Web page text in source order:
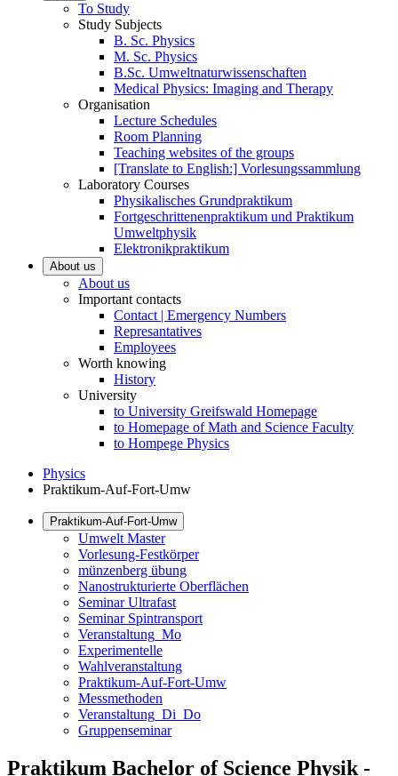
To Study
Study Subjects
B. Sc. Physics
M. Sc. Physics
B.Sc. Umweltnaturwissenschaften
Medical Physics: Imaging and Therapy
Organisation
Lecture Schedules
Room Planning
Teaching websites of the groups
[Translate to English:] Vorlesungssammlung
Laboratory Courses
Physikalisches Grundpraktikum
Fortgeschrittenenpraktikum und Praktikum
Umweltphysik
Elektronikpraktikum
About us
About us
Important contacts
Contact | Emergency Numbers
Represantatives
Employees
Worth knowing
History
University
to University Greifswald Homepage
to Homepage of Math and Science Faculty
to Hompege Physics
Physics
Praktikum-Auf-Fort-Umw
Praktikum-Auf-Fort-Umw
Umwelt Master
Vorlesung-Festkörper
münzenberg übung
Nanostrukturierte Oberflächen
Seminar Ultrafast
Seminar Spintransport
Veranstaltung_Mo
Experimentelle
Wahlveranstaltung
Praktikum-Auf-Fort-Umw
Messmethoden
Veranstaltung_Di_Do
Gruppenseminar
Praktikum Bachelor of Science Physik -